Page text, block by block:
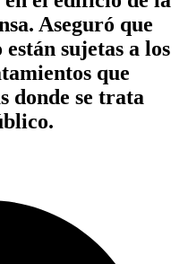
Aseguró que
sujetas a los
que
donde se trata